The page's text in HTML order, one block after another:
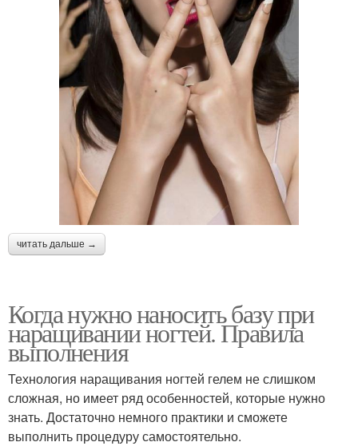
читать дальше →
Когда нужно наносить базу при
наращивании ногтей. Правила
выполнения
Технология наращивания ногтей гелем не слишком
сложная, но имеет ряд особенностей, которые нужно
знать. Достаточно немного практики и сможете
выполнить процедуру самостоятельно.